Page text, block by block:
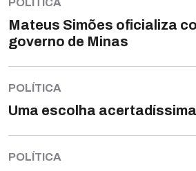
POLÍTICA
Mateus Simões oficializa
governo de Minas
POLÍTICA
Uma escolha acertadíssima
POLÍTICA